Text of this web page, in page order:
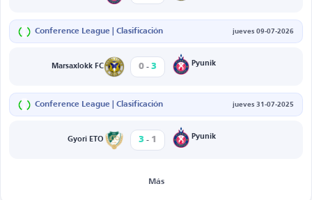
Conference League | Clasificación jueves 09-07-2026
Marsaxlokk FC 0 - 3 Pyunik
Conference League | Clasificación jueves 31-07-2025
Gyori ETO 3 - 1 Pyunik
Más